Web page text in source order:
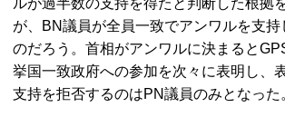
ルが過半数の支持を得たと判断した根拠
が、
BN議員が全員一致でアンワルを支持
のだろう。首相がアンワルに決まると
挙国一致政府への参加を次々に表明し、
支持を拒否するのはPN議員のみとなった